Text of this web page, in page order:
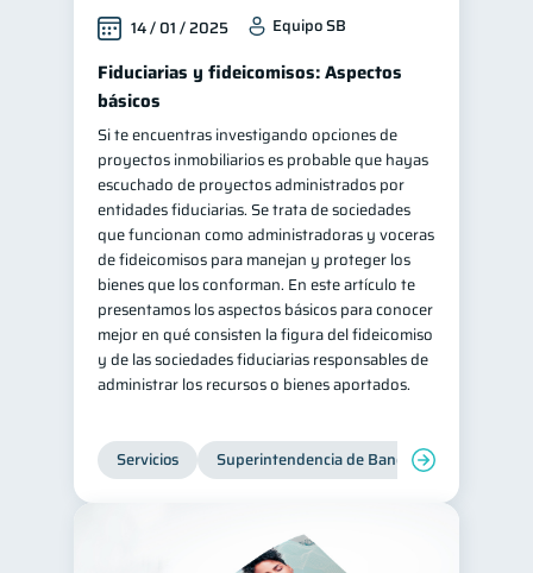
14 / 01 / 2025 Equipo SB
Fiduciarias y fideicomisos: Aspectos
básicos
Si te encuentras investigando opciones de
proyectos inmobiliarios es probable que hayas
escuchado de proyectos administrados por
entidades fiduciarias. Se trata de sociedades
que funcionan como administradoras y voceras
de fideicomisos para manejan y proteger los
bienes que los conforman. En este artículo te
presentamos los aspectos básicos para conocer
mejor en qué consisten la figura del fideicomiso
y de las sociedades fiduciarias responsables de
administrar los recursos o bienes aportados.
Servicios Superintendencia de Bancos